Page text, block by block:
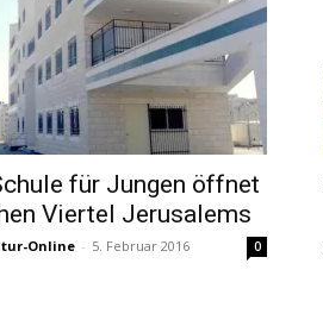
für Jungen öffnet
Viertel Jerusalems
Online - 5. Februar 2016 0